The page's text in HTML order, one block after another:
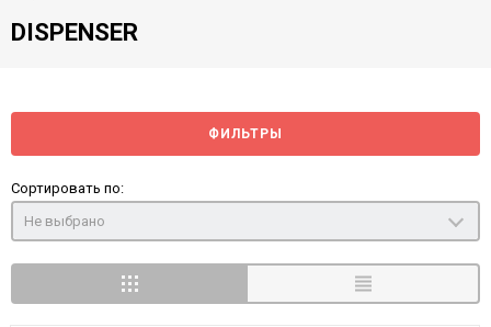
DISPENSER
ФИЛЬТРЫ
Сортировать по:
Не выбрано